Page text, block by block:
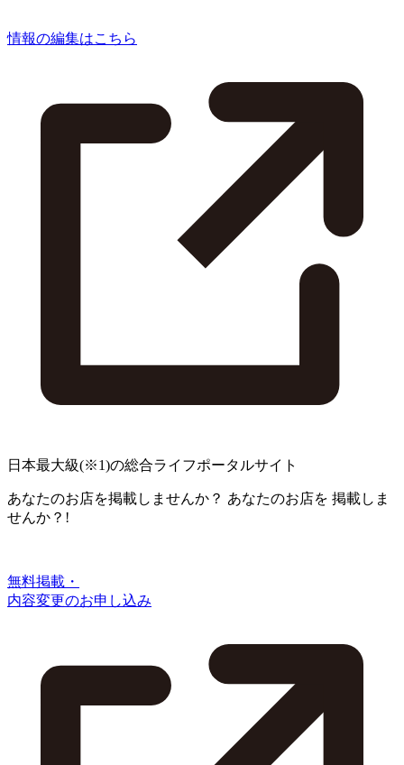
情報の編集はこちら
日本最大級(※1)の総合ライフポータルサイト
あなたのお店を掲載しませんか？ あなたのお店を 掲載しま
せんか？!
無料掲載・
内容変更のお申し込み